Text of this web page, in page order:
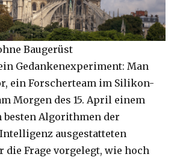
Baugerüst
Gedankenexperiment: Man
ein Forscherteam im Silikon-
Morgen des 15. April einem
Algorithmen der
ausgestatteten
die Frage vorgelegt, wie hoch